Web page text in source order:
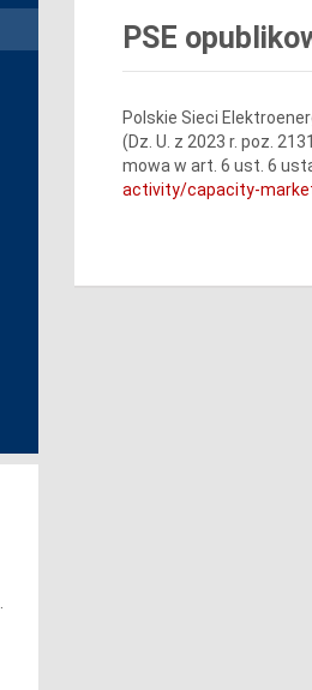
PSE
Polskie Sieci
(Dz. U. z 2023 r. poz.
mowa w art. 6 ust. 6
activity/capacity-